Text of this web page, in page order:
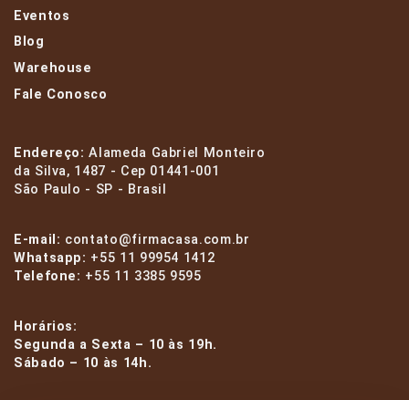
Eventos
Blog
Warehouse
Fale Conosco
Endereço:Alameda Gabriel Monteiro
da Silva, 1487 - Cep 01441-001
São Paulo - SP - Brasil
E-mail: contato@firmacasa.com.br
Whatsapp: +55 11 99954 1412
Telefone: +55 11 3385 9595
Horários:
Segunda a Sexta – 10 às 19h.
Sábado – 10 às 14h.